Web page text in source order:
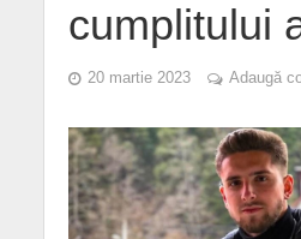
cumplitului
20 martie 2023 Adaugă